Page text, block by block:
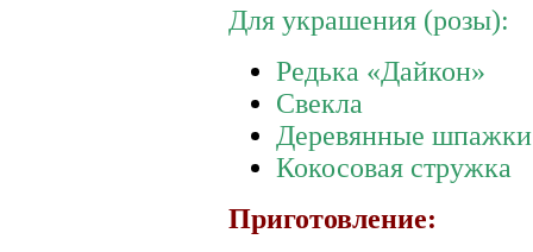
Для украшения (розы):
Редька «Дайкон»
Свекла
Деревянные шпажки
Кокосовая стружка
Приготовление: